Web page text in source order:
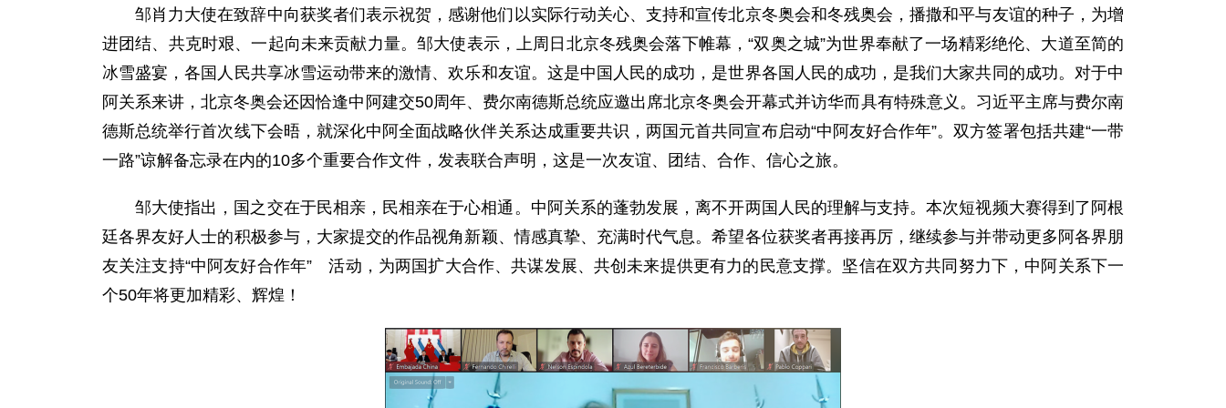
邹肖力大使在致辞中向获奖者们表示祝贺，感谢他们以实际行动关心、支持和宣传北京冬奥会和冬残奥会，播撒和平与友谊的种子，为增
进团结、共克时艰、一起向未来贡献力量。邹大使表示，上周日北京冬残奥会落下帷幕，“双奥之城”为世界奉献了一场精彩绝伦、大道至简的
冰雪盛宴，各国人民共享冰雪运动带来的激情、欢乐和友谊。这是中国人民的成功，是世界各国人民的成功，是我们大家共同的成功。对于中
阿关系来讲，北京冬奥会还因恰逢中阿建交50周年、费尔南德斯总统应邀出席北京冬奥会开幕式并访华而具有特殊意义。习近平主席与费尔南
德斯总统举行首次线下会晤，就深化中阿全面战略伙伴关系达成重要共识，两国元首共同宣布启动“中阿友好合作年”。双方签署包括共建“一带
一路”谅解备忘录在内的10多个重要合作文件，发表联合声明，这是一次友谊、团结、合作、信心之旅。
邹大使指出，国之交在于民相亲，民相亲在于心相通。中阿关系的蓬勃发展，离不开两国人民的理解与支持。本次短视频大赛得到了阿根
廷各界友好人士的积极参与，大家提交的作品视角新颖、情感真挚、充满时代气息。希望各位获奖者再接再厉，继续参与并带动更多阿各界朋
友关注支持“中阿友好合作年” 活动，为两国扩大合作、共谋发展、共创未来提供更有力的民意支撑。坚信在双方共同努力下，中阿关系下一
个50年将更加精彩、辉煌！